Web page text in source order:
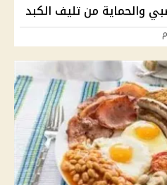
والحماية من تليف الكبد